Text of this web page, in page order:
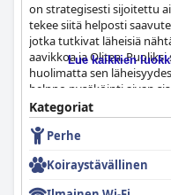
on strategisesti sijoitettu
tekee siitä helposti
jotka tutkivat läheisiä
aavikkoa ja Olitea.
huolimatta sen
helppo pysäköinti aivan
Lemmikkieläinten
käytäntöä. Auto on
aktiviteetteihin, koska
-hotellin aamiainen saa
kehutaan sen runsaita
Lue kaikkien
Kategoriat
Perhe
Koiraystävällinen